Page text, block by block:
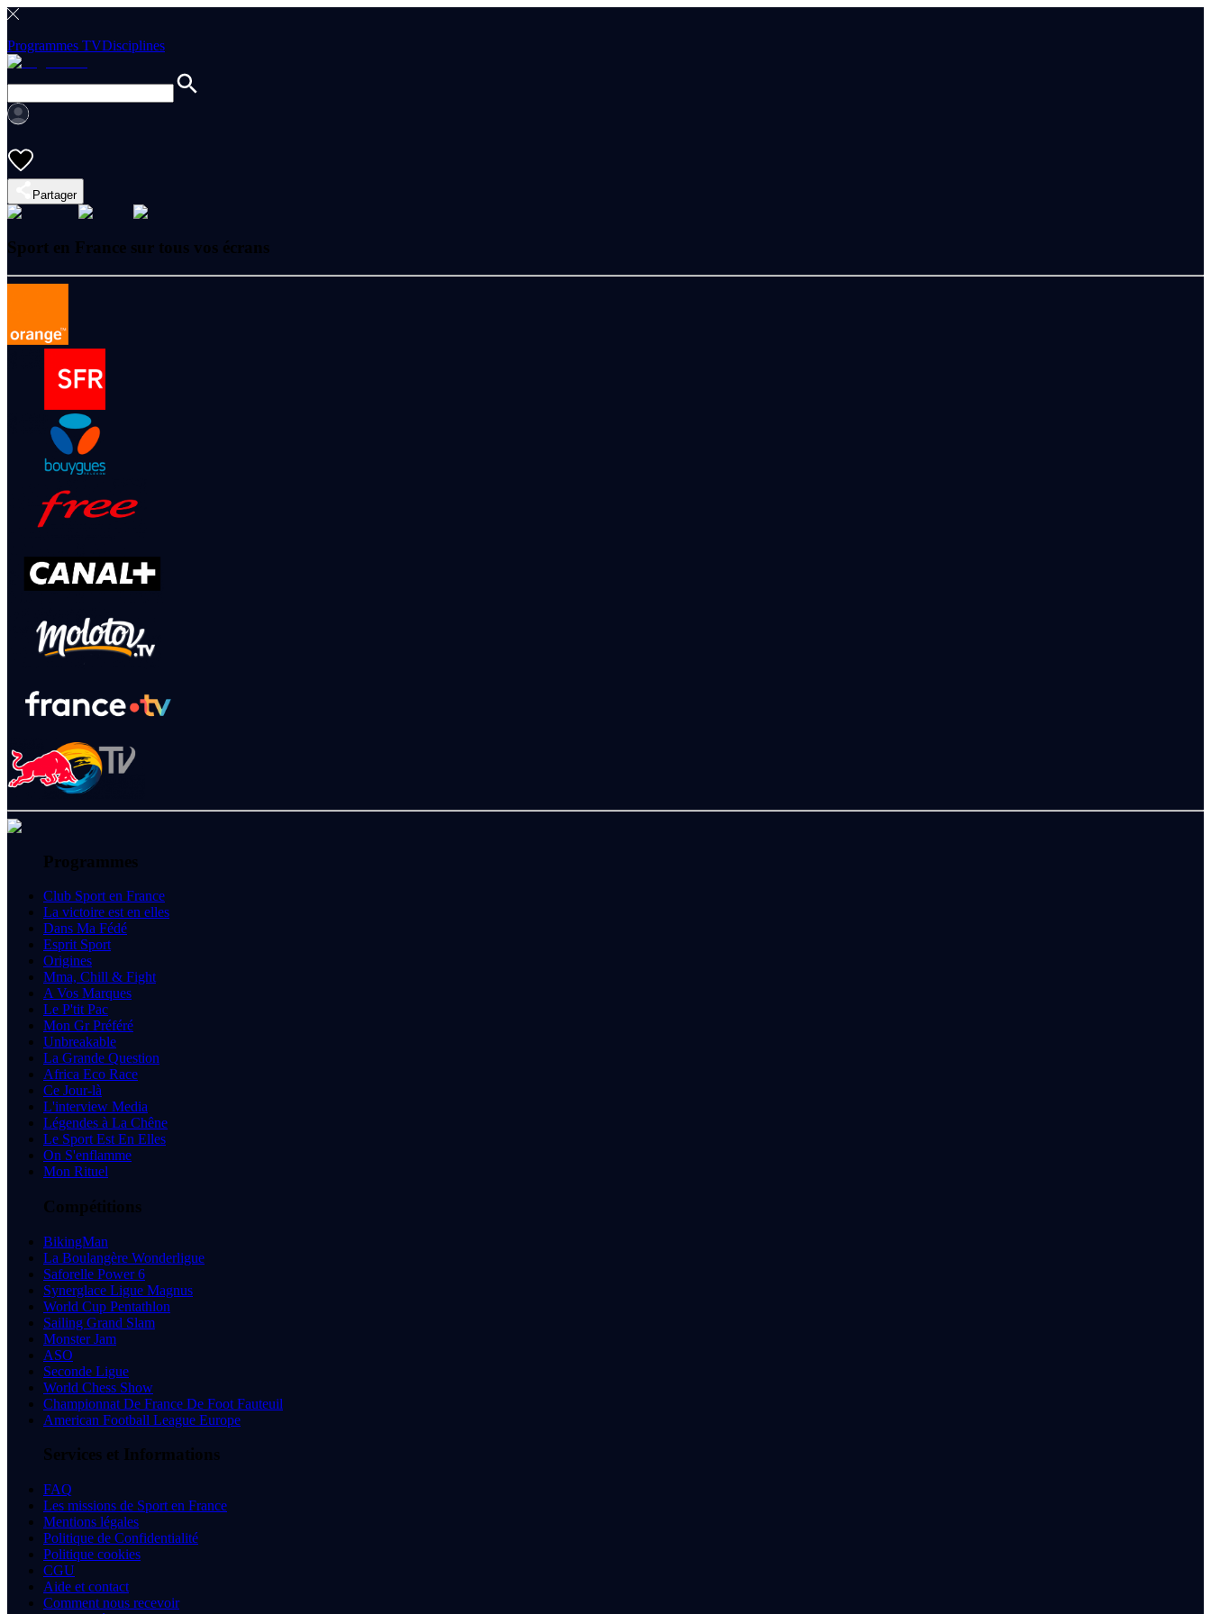
Programmes TVDisciplines
Partager
Sport en France sur tous vos écrans
Programmes
Club Sport en France
La victoire est en elles
Dans Ma Fédé
Esprit Sport
Origines
Mma, Chill & Fight
A Vos Marques
Le P'tit Pac
Mon Gr Préféré
Unbreakable
La Grande Question
Africa Eco Race
Ce Jour-là
L'interview Media
Légendes à La Chêne
Le Sport Est En Elles
On S'enflamme
Mon Rituel
Compétitions
BikingMan
La Boulangère Wonderligue
Saforelle Power 6
Synerglace Ligue Magnus
World Cup Pentathlon
Sailing Grand Slam
Monster Jam
ASO
Seconde Ligue
World Chess Show
Championnat De France De Foot Fauteuil
American Football League Europe
Services et Informations
FAQ
Les missions de Sport en France
Mentions légales
Politique de Confidentialité
Politique cookies
CGU
Aide et contact
Comment nous recevoir